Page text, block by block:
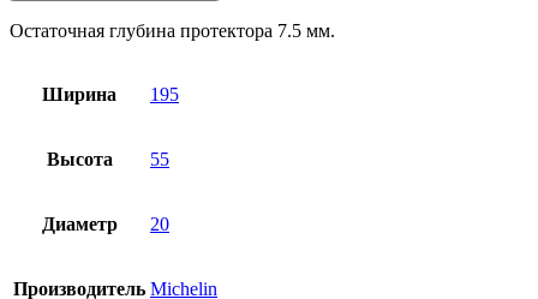
Остаточная глубина протектора 7.5 мм.
Ширина 195
Высота 55
Диаметр 20
Производитель Michelin